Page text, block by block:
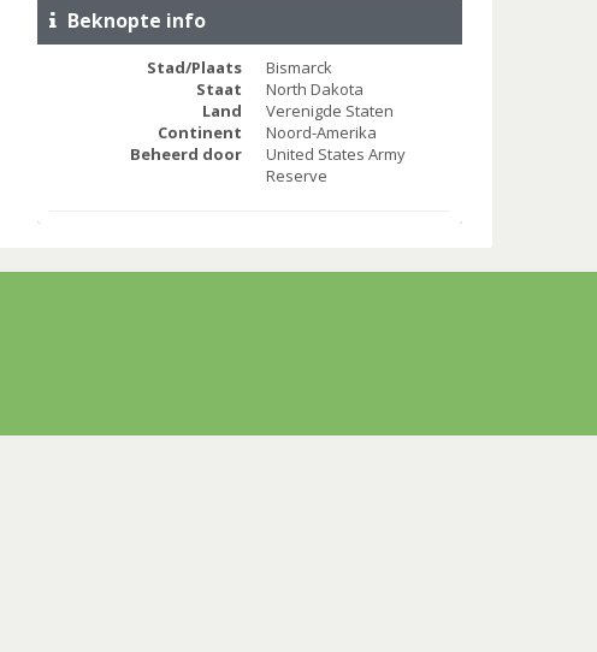
Beknopte info
Stad/Plaats
Bismarck
Staat
North Dakota
Land
Verenigde Staten
Continent
Noord-Amerika
Beheerd door
United States Army
Reserve